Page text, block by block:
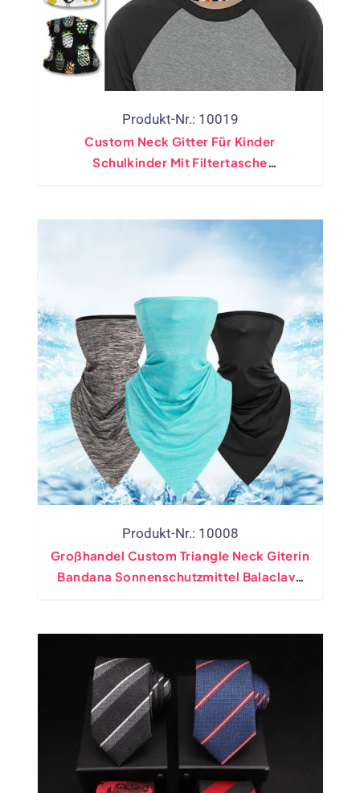
Produkt-Nr.: 10019
Custom Neck Gitter Für Kinder
Schulkinder Mit Filtertasche
Produkt-Nr.: 10008
Großhandel Custom Triangle Neck Giterin
Bandana Sonnenschutzmittel Balaclava